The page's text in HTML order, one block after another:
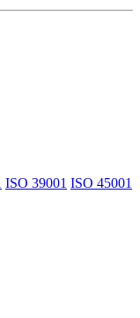
ISO 39001 ISO 45001